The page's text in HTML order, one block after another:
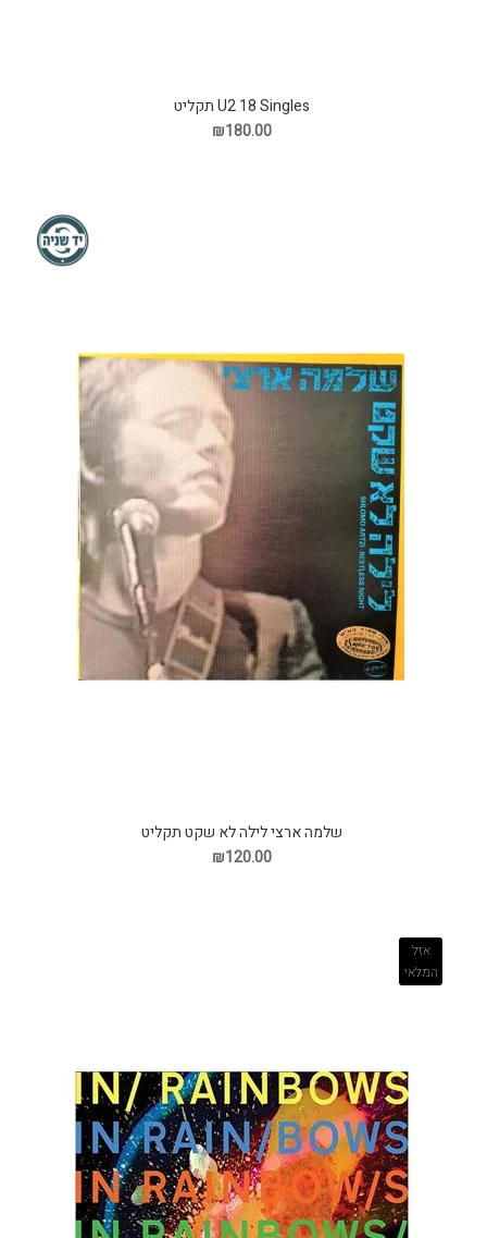
U2 18 Singles תקליט
₪180.00
שלמה ארצי לילה לא שקט תקליט
₪120.00
אזל
המלאי